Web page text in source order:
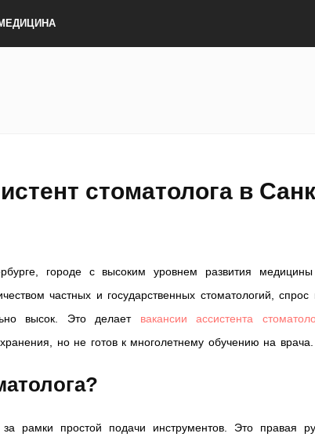
стоматолога в
городе с высоким уровнем развития
частных и государственных стоматологий, спрос
высок. Это делает вакансии ассистента
но не готов к многолетнему обучению на врача.
рамки простой подачи инструментов. Это правая